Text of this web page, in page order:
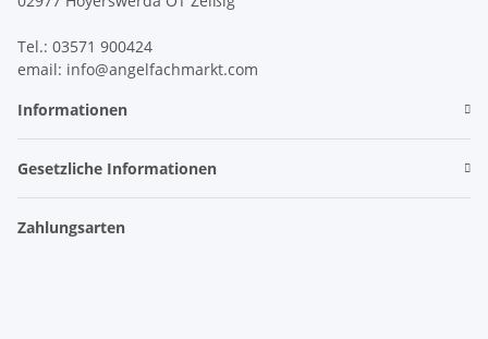
Tel.: 03571 900424
email: info@angelfachmarkt.com
Informationen
Gesetzliche Informationen
Zahlungsarten